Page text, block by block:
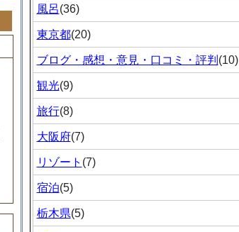
風呂(36)
東京都(20)
ブログ・感想・意見・口コミ・評判 (10)
観光(9)
旅行(8)
大阪府(7)
リゾート (7)
宿泊(5)
栃木県(5)